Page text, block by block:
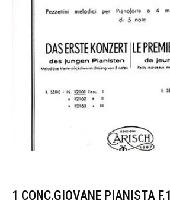
1 CONC.GIOVANE PIANISTA F.1